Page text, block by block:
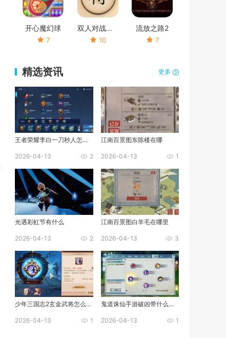
开心魔幻球
7
双人对战象棋
10
流放之路2
7
精选资讯 更多
王者荣耀李白一刀秒人怎么出装
2026-04-13 2
江南百景图东陈楼在哪
2026-04-13 1
光遇彩虹节有什么
2026-04-13 2
江南百景图白羊毛在哪里
2026-04-13 3
少年三国志2玄金武将怎么化神
2026-04-13 1
鬼道诛仙手游破凶带什么技能
2026-04-13 1